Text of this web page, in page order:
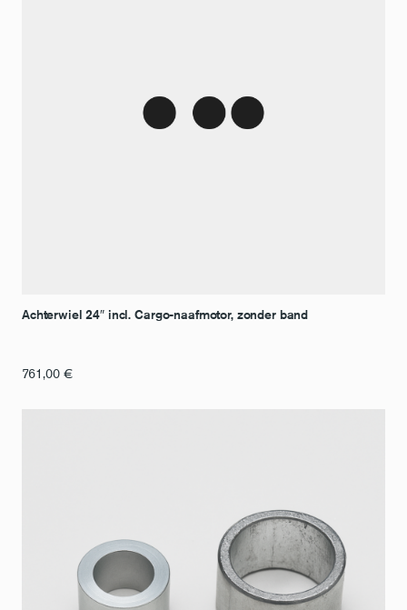
Achterwiel 24″ incl. Cargo-naafmotor, zonder band
761,00 €